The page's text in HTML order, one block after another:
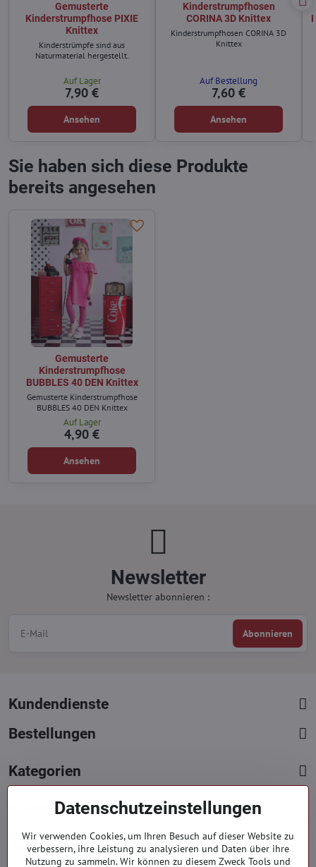
Gemusterte
Kinderstrumpfhose PIXIE
Knittex
Kinderstrümpfe sind aus
Naturmaterial hergestellt.
Auf Lager
7,90 €
Ansehen
Kinderstrumpfhosen
CORINA 3D Knittex
Kinderstrumpfhosen CORINA 3D
Knittex
Auf Bestellung
7,60 €
Ansehen
Sie haben sich diese Produkte
bereits angesehen
Gemusterte
Kinderstrumpfhose
BUBBLES 40 DEN Knittex
Gemusterte Kinderstrumpfhose
BUBBLES 40 DEN Knittex
Auf Lager
4,90 €
Ansehen
Newsletter
Newsletter abonnieren :
Abonnieren
Kundendienste
Bestellungen
Kategorien
Kontakte
+421 919 060 751
Mont. - Freit. : 9:00 - 15:00 hod.
Datenschutzeinstellungen
Wir verwenden Cookies, um Ihren Besuch auf dieser Website zu
verbessern, ihre Leistung zu analysieren und Daten über ihre
Nutzung zu sammeln. Wir können zu diesem Zweck Tools und